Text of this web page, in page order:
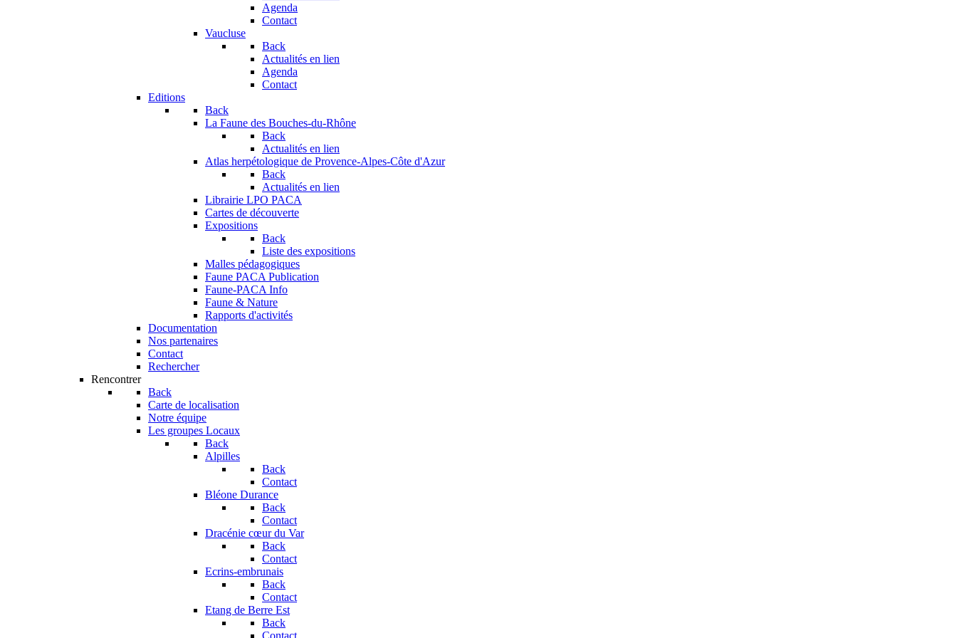
Agenda
Contact
Vaucluse
Back
Actualités en lien
Agenda
Contact
Editions
Back
La Faune des Bouches-du-Rhône
Back
Actualités en lien
Atlas herpétologique de Provence-Alpes-Côte d'Azur
Back
Actualités en lien
Librairie LPO PACA
Cartes de découverte
Expositions
Back
Liste des expositions
Malles pédagogiques
Faune PACA Publication
Faune-PACA Info
Faune & Nature
Rapports d'activités
Documentation
Nos partenaires
Contact
Rechercher
Rencontrer
Back
Carte de localisation
Notre équipe
Les groupes Locaux
Back
Alpilles
Back
Contact
Bléone Durance
Back
Contact
Dracénie cœur du Var
Back
Contact
Ecrins-embrunais
Back
Contact
Etang de Berre Est
Back
Contact